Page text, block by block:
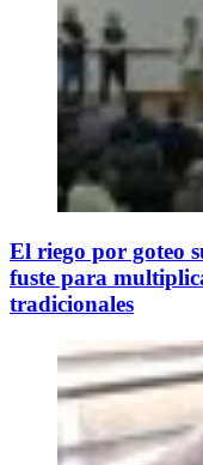
El riego por goteo
fuste para
tradicionales